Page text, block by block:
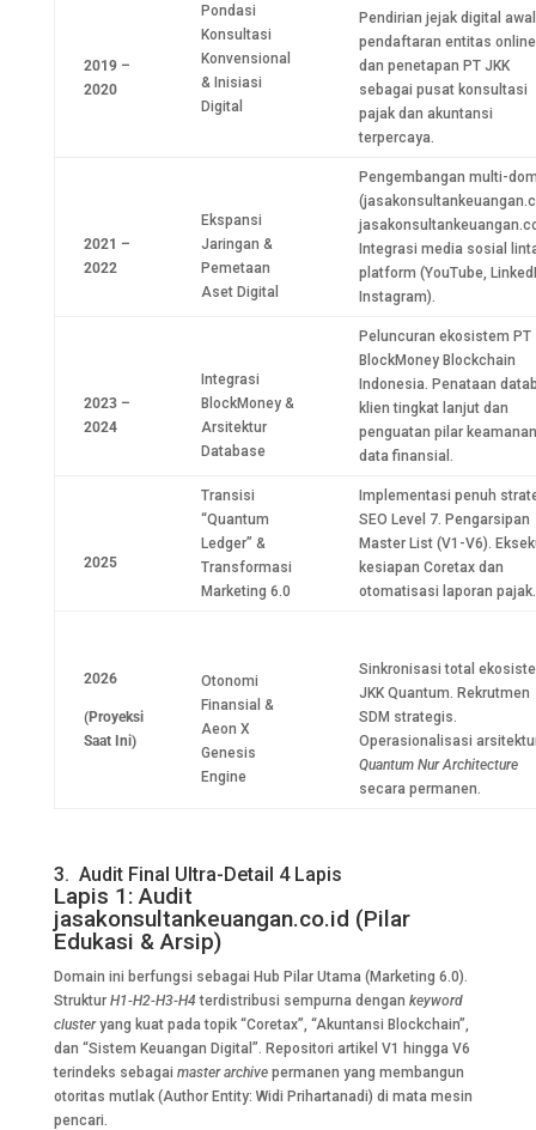
2019 –
2020
Pondasi
Konsultasi
Konvensional
& Inisiasi
Digital
Pendirian jejak digital
pendaftaran entitas
dan penetapan PT JKK
sebagai pusat konsultasi
pajak dan akuntansi
terpercaya.
2021 –
2022
Ekspansi
Jaringan &
Pemetaan
Aset Digital
Pengembangan multi-
Integrasi media sosial
platform (YouTube,
Instagram).
2023 –
2024
Integrasi
BlockMoney &
Arsitektur
Database
Peluncuran ekosistem PT
BlockMoney Blockchain
Indonesia. Penataan
klien tingkat lanjut dan
penguatan pilar keamanan
data finansial.
2025
Transisi
“Quantum
Ledger” &
Transformasi
Marketing 6.0
Implementasi penuh
SEO Level 7. Pengarsipan
Master List (V1-V6).
kesiapan Coretax dan
otomatisasi laporan pajak.
2026
(Proyeksi
Saat Ini)
Otonomi
Finansial &
Aeon X
Genesis
Engine
Sinkronisasi total
JKK Quantum. Rekrutmen
SDM strategis.
Operasionalisasi
Quantum Nur Architecture
secara permanen.
3. Audit Final Ultra-Detail 4 Lapis
Lapis 1: Audit
jasakonsultankeuangan.co.id (Pilar
Edukasi & Arsip)
Domain ini berfungsi sebagai Hub Pilar Utama (Marketing 6.0).
Struktur H1-H2-H3-H4terdistribusi sempurna dengan keyword
clusteryang kuat pada topik “Coretax”, “Akuntansi Blockchain”,
dan “Sistem Keuangan Digital”. Repositori artikel V1 hingga V6
terindeks sebagai master archive permanen yang membangun
otoritas mutlak (Author Entity: Widi Prihartanadi) di mata mesin
pencari.